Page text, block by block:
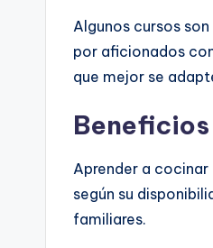
Algunos cursos
por aficionados
que mejor se
Aprender a cocinar
según su
familiares.